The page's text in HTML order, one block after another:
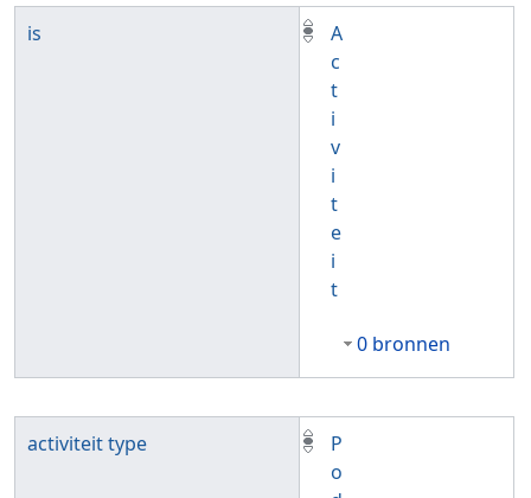
is
A
c
t
i
v
i
t
e
i
t
0 bronnen
activiteit type
P
o